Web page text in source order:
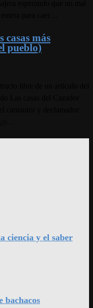
casas más
pueblo)
ciencia y el saber
bachacos